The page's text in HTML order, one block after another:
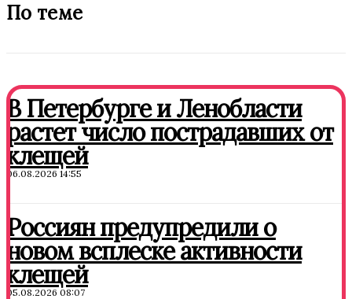
По теме
В Петербурге и Ленобласти
растет число пострадавших от
клещей
06.08.2026 14:55
Россиян предупредили о
новом всплеске активности
клещей
05.08.2026 08:07